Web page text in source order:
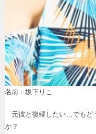
名前：坂下りこ
「元彼と復縁したい…でも
か？